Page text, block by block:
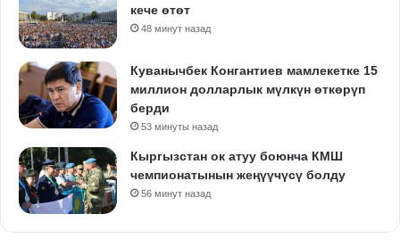
кече өтөт
48 минут назад
Куванычбек Конгантиев мамлекетке 15
миллион долларлык мүлкүн өткөрүп
берди
53 минуты назад
Кыргызстан ок атуу боюнча КМШ
чемпионатынын жеңүүчүсү болду
56 минут назад